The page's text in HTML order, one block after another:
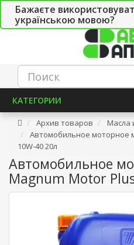
Бажаєте
українською мовою?
СТО
КАТЕГОРИИ
Архив товаров
Масла
Автомобильное моторное
10W-40 20л
Автомобильное
Magnum Motor